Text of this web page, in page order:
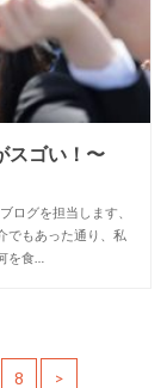
スゴい！〜
ログを担当します、
でもあった通り、私
を食…
8 >